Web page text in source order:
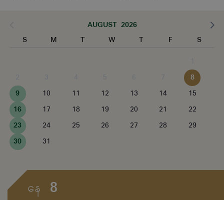
AUGUST 2026
S
M T W T F
S
8
9
10 11 12 13 14
15
16
17 18 19 20 21
22
23
24 25 26 27 28
29
30
31
နေ 8